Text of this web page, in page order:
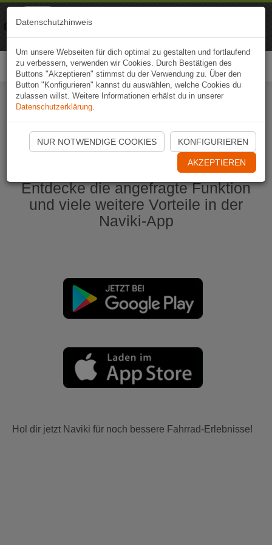
Naviki App jetzt öffnen
Entdecke die angefragte Funktion
und viele weitere Vorteile in der
Naviki-App
Hol dir jetzt Naviki für noch bessere Fahrrad-Erlebnisse!
Datenschutzhinweis
Um unsere Webseiten für dich optimal zu gestalten und fortlaufend
zu verbessern, verwenden wir Cookies. Durch Bestätigen des
Buttons "Akzeptieren" stimmst du der Verwendung zu. Über den
Button "Konfigurieren" kannst du auswählen, welche Cookies du
zulassen willst. Weitere Informationen erhälst du in unserer
Datenschutzerklärung.
NUR NOTWENDIGE COOKIES KONFIGURIEREN
AKZEPTIEREN
Naviki